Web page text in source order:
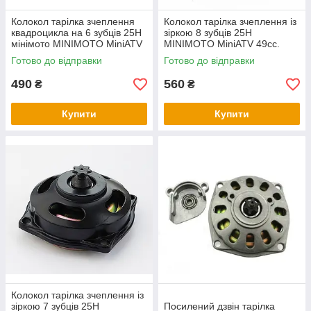
Колокол тарілка зчеплення
квадроцикла на 6 зубців 25H
мінімото MINIMOTO MiniATV
49с
Готово до відправки
490 ₴
Купити
Колокол тарілка зчеплення із
зіркою 8 зубців 25H
MINIMOTO MiniATV 49сс.
Готово до відправки
560 ₴
Купити
Колокол тарілка зчеплення із
зіркою 7 зубців 25H
Посилений дзвін тарілка